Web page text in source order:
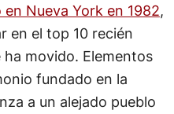
Nueva York en 1982,
en el top 10 recién
movido. Elementos
fundado en la
a un alejado pueblo